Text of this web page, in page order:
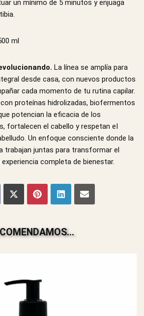
un mínimo de 5 minutos y enjuaga
ml
La línea se amplía para
desde casa, con nuevos productos
cada momento de tu rutina capilar.
proteínas hidrolizadas, biofermentos
potencian la eficacia de los
fortalecen el cabello y respetan eI
Un enfoque consciente donde la
trabajan juntas para transformar el
completa de bienestar.